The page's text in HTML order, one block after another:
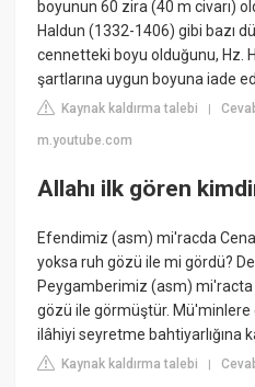
boyunun 60 zira (40 m civarı)
Haldun (1332-1406) gibi bazı
cennetteki boyu olduğunu, Hz.
şartlarına uygun boyuna iade
Kaynak kaldırma talebi |
m.youtube.com
Allahı ilk gören
Efendimiz (asm) mi'racda
yoksa ruh gözü ile mi gördü?
Peygamberimiz (asm) mi'racta
gözü ile görmüştür.
ilâhiyi seyretme bahtiyarlığına
Kaynak kaldırma talebi |